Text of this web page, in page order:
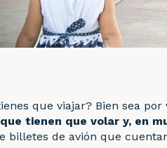
que viajar? Bien sea
tienen que volar y, en
billetes de avión que